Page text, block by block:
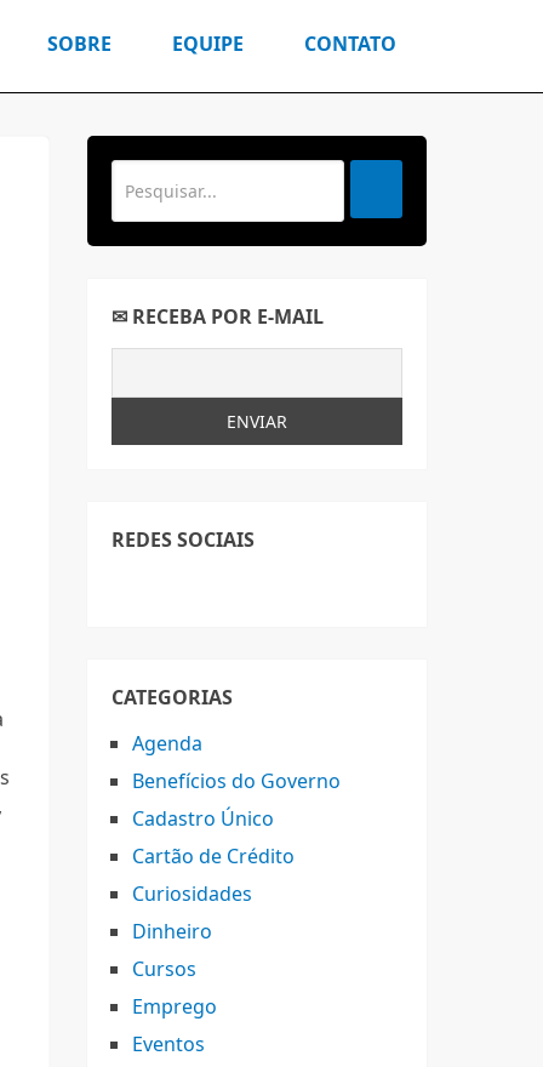
SOBRE EQUIPE CONTATO
✉ RECEBA POR E-MAIL
REDES SOCIAIS
CATEGORIAS
Agenda
Benefícios do Governo
Cadastro Único
Cartão de Crédito
Curiosidades
Dinheiro
Cursos
Emprego
Eventos